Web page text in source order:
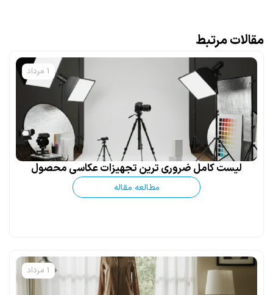
مقالات مرتبط
1 مرداد
لیست کامل ضروری ترین تجهیزات عکاسی محصول
مطالعه مقاله
1 مرداد